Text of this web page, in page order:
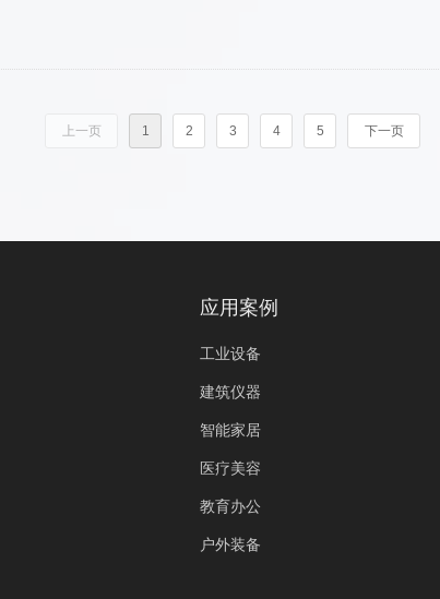
上一页 1 2 3 4 5 下一页
应用案例
工业设备
建筑仪器
智能家居
医疗美容
教育办公
户外装备